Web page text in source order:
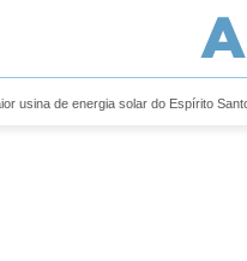
usina de energia solar do Espírito